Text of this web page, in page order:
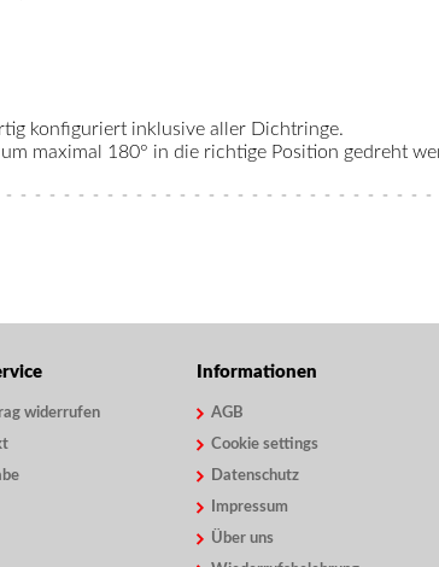
konfiguriert inklusive aller Dichtringe.
maximal 180° in die richtige Position gedreht
widerrufen
Informationen
AGB
Cookie settings
Datenschutz
Impressum
Über uns